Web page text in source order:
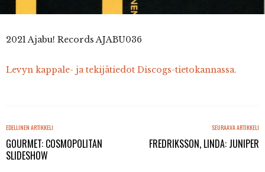
2021 Ajabu! Records AJABU036
Levyn kappale- ja tekijätiedot Discogs-tietokannassa.
EDELLINEN ARTIKKELI
GOURMET: COSMOPOLITAN
SLIDESHOW
SEURAAVA ARTIKKELI
FREDRIKSSON, LINDA: JUNIPER